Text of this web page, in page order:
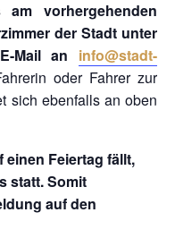
am vorhergehenden
der Stadt unter
Mail an info@stadt-
oder Fahrer zur
sich ebenfalls an oben
einen Feiertag fällt,
statt. Somit
auf den